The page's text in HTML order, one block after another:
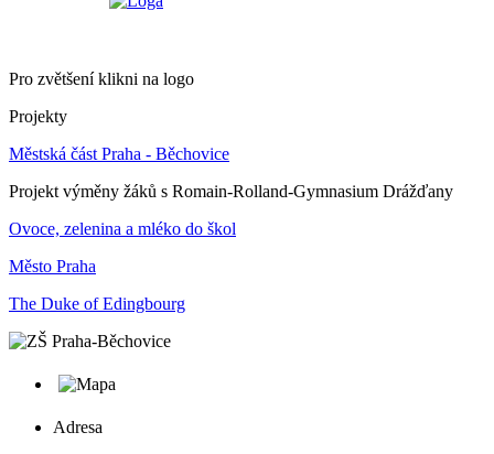
Pro zvětšení klikni na logo
Projekty
Městská část Praha - Běchovice
Projekt výměny žáků s Romain-Rolland-Gymnasium Drážďany
Ovoce, zelenina a mléko do škol
Město Praha
The Duke of Edingbourg
Adresa